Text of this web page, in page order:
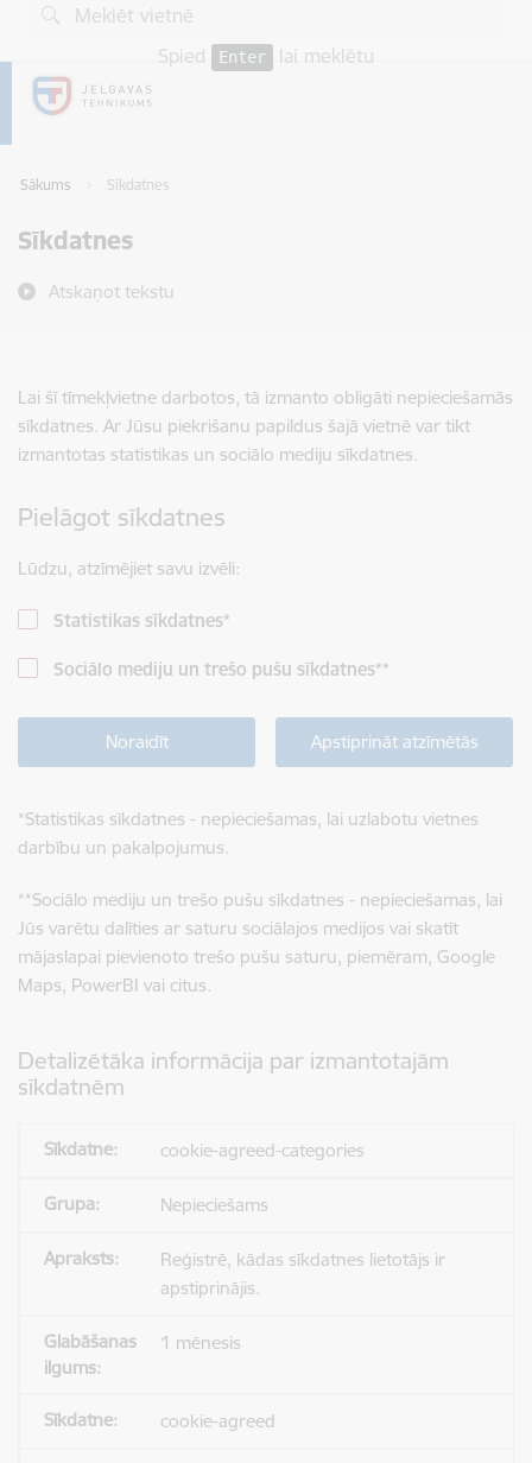
Pāriet uz lapas saturu
Spied
Enter lai meklētu
Sākums Sīkdatnes
Sīkdatnes
Atskaņot tekstu
Lai šī tīmekļvietne darbotos, tā izmanto obligāti nepieciešamās
sīkdatnes. Ar Jūsu piekrišanu papildus šajā vietnē var tikt
izmantotas statistikas un sociālo mediju sīkdatnes.
Pielāgot sīkdatnes
Lūdzu, atzīmējiet savu izvēli:
Statistikas sīkdatnes*
Sociālo mediju un trešo pušu sīkdatnes**
Noraidīt Apstiprināt atzīmētās
*Statistikas sīkdatnes - nepieciešamas, lai uzlabotu vietnes
darbību un pakalpojumus.
**Sociālo mediju un trešo pušu sīkdatnes - nepieciešamas, lai
Jūs varētu dalīties ar saturu sociālajos medijos vai skatīt
mājaslapai pievienoto trešo pušu saturu, piemēram, Google
Maps, PowerBI vai citus.
Detalizētāka informācija par izmantotajām
sīkdatnēm
cookie-agreed-categories
Nepieciešams
Reģistrē, kādas sīkdatnes lietotājs ir
apstiprinājis.
1 mēnesis
cookie-agreed